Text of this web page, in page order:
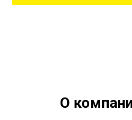
О